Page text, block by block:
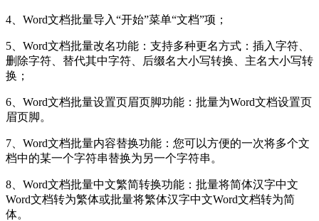
4、Word文档批量导入“开始”菜单“文档”项；
5、Word文档批量改名功能：支持多种更名方式：插入字符、
删除字符、替代其中字符、后缀名大小写转换、主名大小写转
换；
6、Word文档批量设置页眉页脚功能：批量为Word文档设置页
眉页脚。
7、Word文档批量内容替换功能：您可以方便的一次将多个文
档中的某一个字符串替换为另一个字符串。
8、Word文档批量中文繁简转换功能：批量将简体汉字中文
Word文档转为繁体或批量将繁体汉字中文Word文档转为简
体。